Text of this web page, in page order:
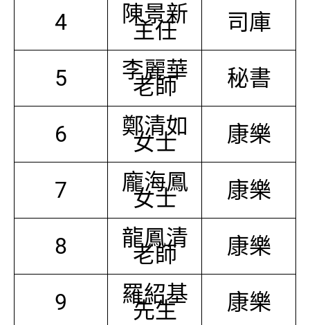
4 陳景新
主任 司庫
5 李麗華
老師 秘書
6 鄭清如
女士 康樂
7 龐海鳳
女士 康樂
8 龍鳳清
老師 康樂
9 羅紹基
先生 康樂